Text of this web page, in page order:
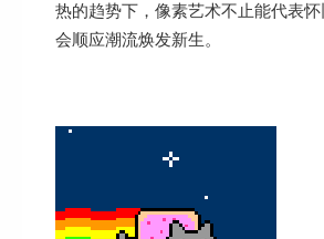
热的趋势下，像素艺术不止能代表
会顺应潮流焕发新生。